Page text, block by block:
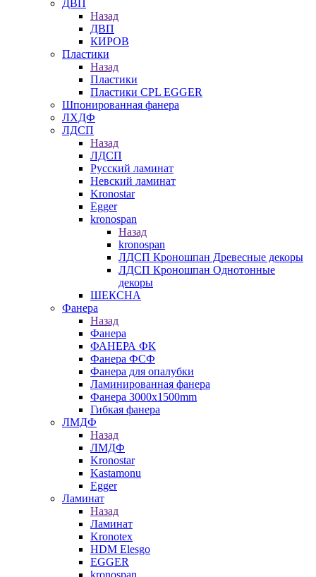
ДВП
Назад
ДВП
КИРОВ
Пластики
Назад
Пластики
Пластики CPL EGGER
Шпонированная фанера
ЛХДФ
ЛДСП
Назад
ЛДСП
Русский ламинат
Невский ламинат
Kronostar
Egger
kronospan
Назад
kronospan
ЛДСП Кроношпан Древесные декоры
ЛДСП Кроношпан Однотонные
декоры
ШЕКСНА
Фанера
Назад
Фанера
ФАНЕРА ФК
Фанера ФСФ
Фанера для опалубки
Ламинированная фанера
Фанера 3000х1500mm
Гибкая фанера
ЛМДФ
Назад
ЛМДФ
Kronostar
Kastamonu
Egger
Ламинат
Назад
Ламинат
Kronotex
HDM Elesgo
EGGER
kronospan